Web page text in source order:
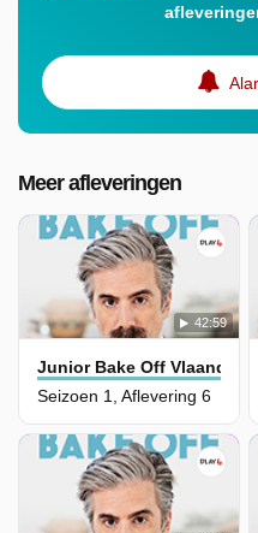
Meer afleveringen
42:59
Junior Bake Off Vlaanderen
Seizoen 1, Aflevering 6